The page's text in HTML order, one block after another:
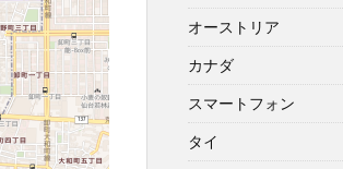
オーストリア
カナダ
スマートフォン
タイ